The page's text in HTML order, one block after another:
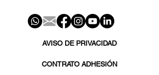
AVISO DE PRIVACIDAD
CONTRATO ADHESIÓN